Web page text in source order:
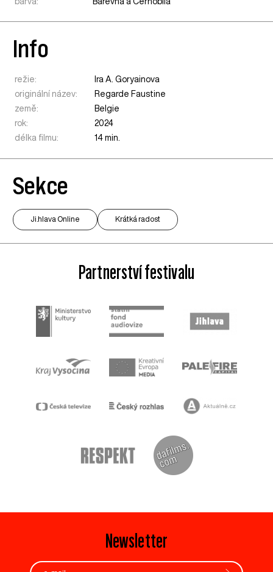
Info
režie:
Ira A. Goryainova
originální název:
Regarde Faustine
země:
Belgie
rok:
2024
délka filmu:
14 min.
Sekce
Ji.hlava Online Krátká radost
Partnerství festivalu
Newsletter